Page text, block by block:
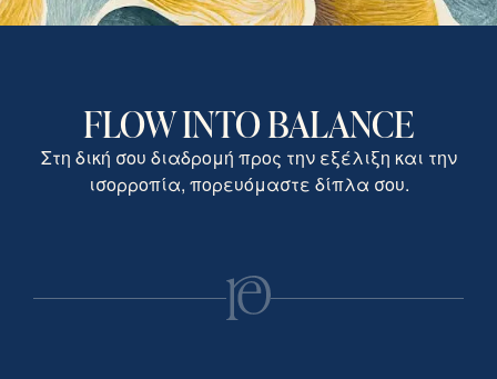
FLOW INTO BALANCE
Στη δική σου διαδρομή προς την εξέλιξη και την
ισορροπία, πορευόμαστε δίπλα σου.